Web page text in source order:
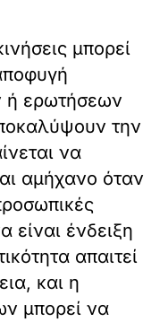
μπορεί
ή ερωτήσεων
την
να
αμήχανο όταν
είναι ένδειξη
απαιτεί
και η
μπορεί να